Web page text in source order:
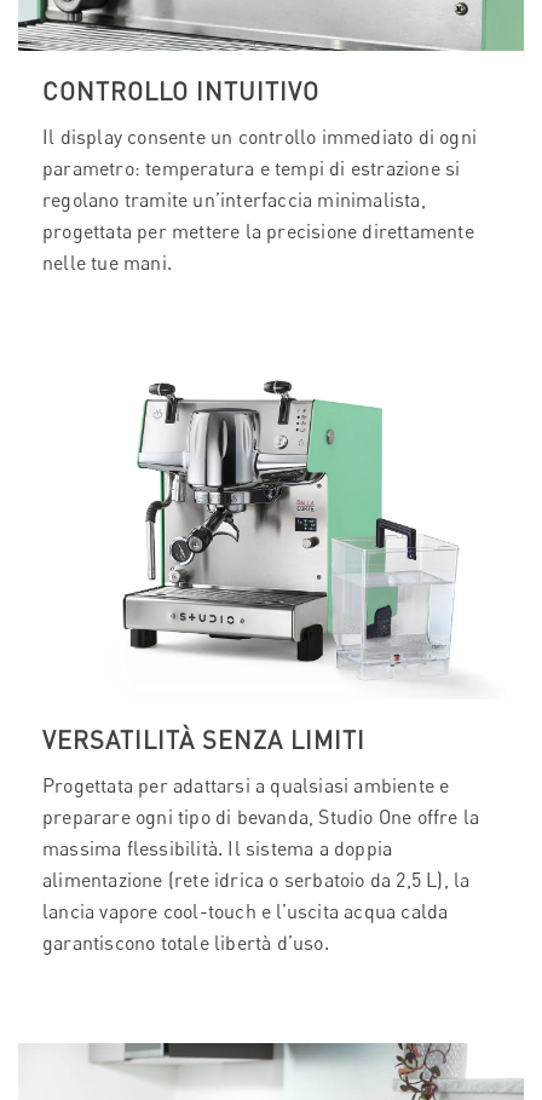
CONTROLLO INTUITIVO
Il display consente un controllo immediato di ogni
parametro: temperatura e tempi di estrazione si
regolano tramite un’interfaccia minimalista,
progettata per mettere la precisione direttamente
nelle tue mani.
VERSATILITÀ SENZA LIMITI
Progettata per adattarsi a qualsiasi ambiente e
preparare ogni tipo di bevanda, Studio One offre la
massima flessibilità. Il sistema a doppia
alimentazione (rete idrica o serbatoio da 2,5 L), la
lancia vapore cool-touch e l’uscita acqua calda
garantiscono totale libertà d’uso.